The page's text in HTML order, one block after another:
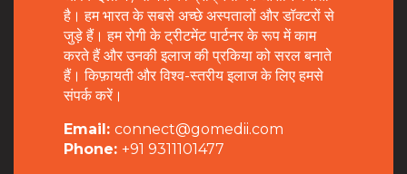
है। हम भारत के सबसे अच्छे अस्पतालों और डॉक्टरों से
जुड़े हैं। हम रोगी के ट्रीटमेंट पार्टनर के रूप में काम
करते हैं और उनकी इलाज की प्रकिया को सरल बनाते
हैं। किफ़ायती और विश्व-स्तरीय इलाज के लिए हमसे
संपर्क करें।
Email: connect@gomedii.com
Phone: +91 9311101477